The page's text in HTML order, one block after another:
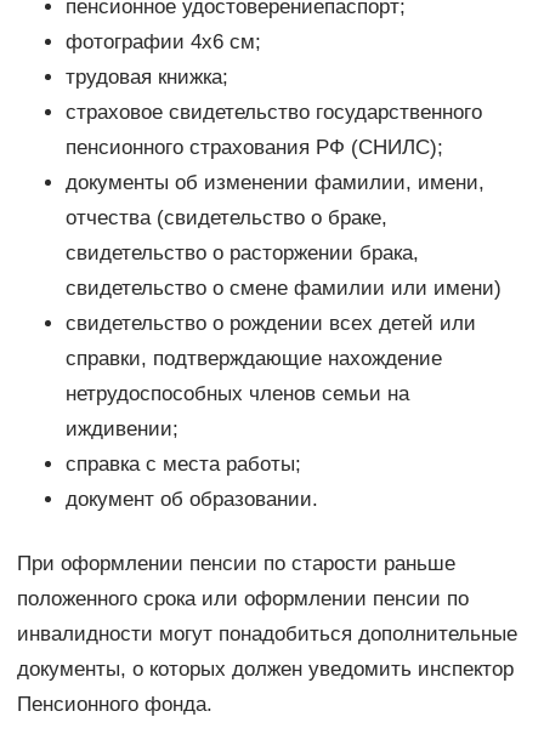
пенсионное удостоверениепаспорт;
фотографии 4х6 см;
трудовая книжка;
страховое свидетельство государственного
пенсионного страхования РФ (СНИЛС);
документы об изменении фамилии, имени,
отчества (свидетельство о браке,
свидетельство о расторжении брака,
свидетельство о смене фамилии или имени)
свидетельство о рождении всех детей или
справки, подтверждающие нахождение
нетрудоспособных членов семьи на
иждивении;
справка с места работы;
документ об образовании.
При оформлении пенсии по старости раньше
положенного срока или оформлении пенсии по
инвалидности могут понадобиться дополнительные
документы, о которых должен уведомить инспектор
Пенсионного фонда.